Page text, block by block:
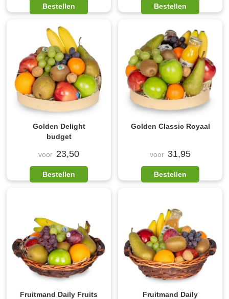
Bestellen Bestellen
Golden Delight
budget
voor 23,50
Bestellen
Golden Classic Royaal
voor 31,95
Bestellen
Fruitmand Daily Fruits
Fruitmand Daily